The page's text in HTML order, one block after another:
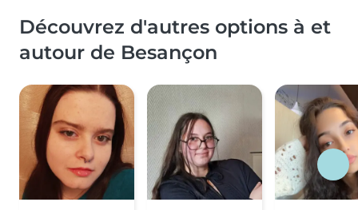
Découvrez d'autres options à et
autour de Besançon